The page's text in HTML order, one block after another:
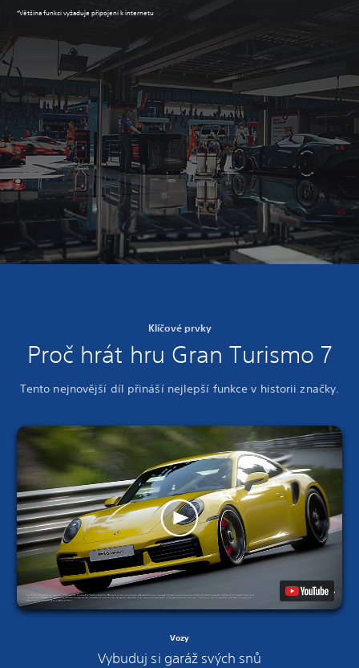
*Většina funkcí vyžaduje připojení k internetu
Klíčové prvky
Proč hrát hru Gran Turismo 7
Tento nejnovější díl přináší nejlepší funkce v historii značky.
Vozy
Vybuduj si garáž svých snů